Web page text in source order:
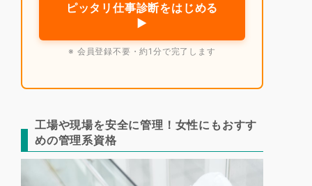
ピッタリ仕事診断をはじめる
▶
※ 会員登録不要・約1分で完了します
工場や現場を安全に管理！女性にもおすす
めの管理系資格